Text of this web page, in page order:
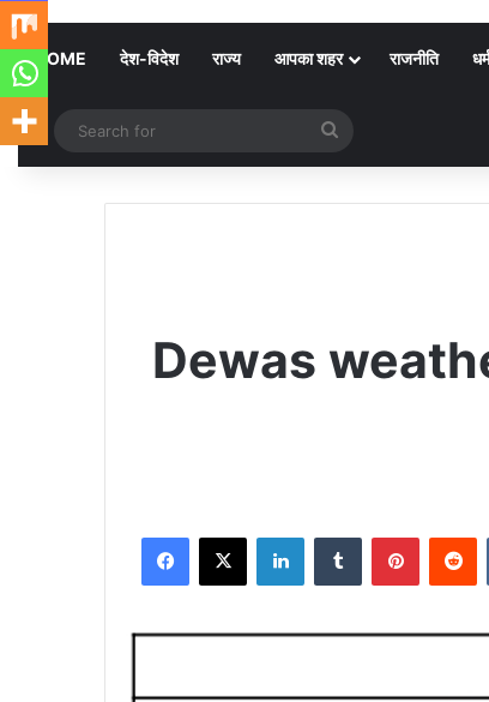
HOME देश-विदेश राज्य आपका शहर राजनीति
Random Article
for
Dewas
Facebook
X LinkedInTumblr Pinterest